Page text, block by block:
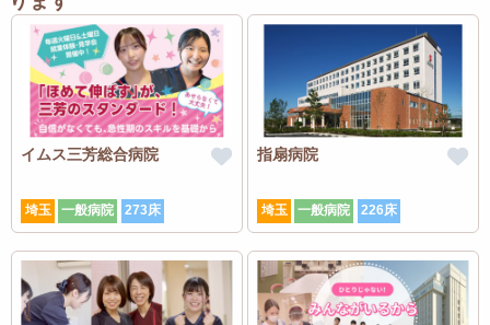
イムス三芳総合病院
埼玉 一般病院 273床
指扇病院
埼玉 一般病院 226床